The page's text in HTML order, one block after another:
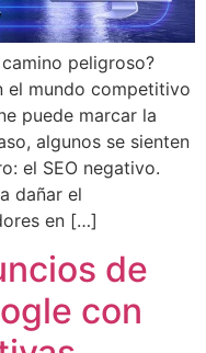
peligroso?
el mundo competitivo
puede marcar la
algunos se sienten
el SEO negativo.
dañar el
en […]
de
con